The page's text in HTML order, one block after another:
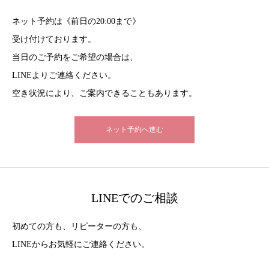
ネット予約は《前日の20:00まで》
受け付けております。
当日のご予約をご希望の場合は、
LINEよりご連絡ください。
空き状況により、ご案内できることもあります。
ネット予約へ進む
LINEでのご相談
初めての方も、リピーターの方も、
LINEからお気軽にご連絡ください。